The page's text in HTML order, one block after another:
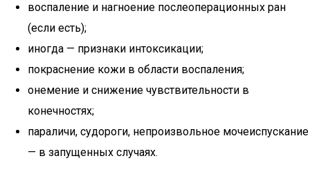
воспаление и нагноение послеоперационных ран
(если есть);
иногда — признаки интоксикации;
покраснение кожи в области воспаления;
онемение и снижение чувствительности в
конечностях;
параличи, судороги, непроизвольное мочеиспускание
— в запущенных случаях.